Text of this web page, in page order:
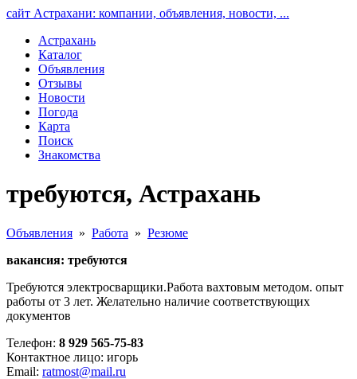
сайт Астрахани: компании, объявления, новости, ...
Астрахань
Каталог
Объявления
Отзывы
Новости
Погода
Карта
Поиск
Знакомства
требуются, Астрахань
Объявления » Работа » Резюме
вакансия: требуются
Требуются электросварщики.Работа вахтовым методом. опыт
работы от 3 лет. Желательно наличие соответствующих
документов
Телефон: 8 929 565-75-83
Контактное лицо: игорь
Email: ratmost@mail.ru